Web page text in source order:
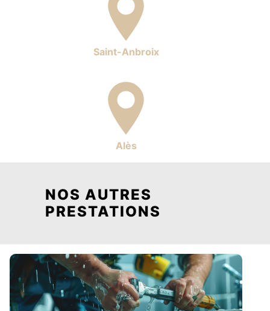
Saint-Anbroix
Alès
NOS AUTRES
PRESTATIONS